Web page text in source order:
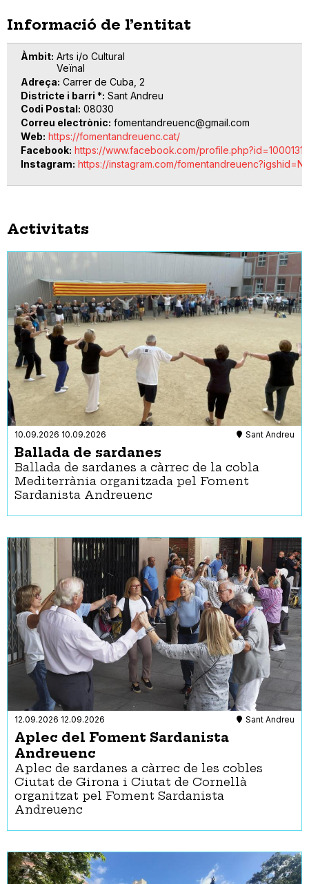
Informació de l’entitat
Àmbit Arts i/o Cultural
Veïnal
Adreça Carrer de Cuba, 2
Districte i barri * Sant Andreu
Codi Postal 08030
Correu electrònic fomentandreuenc@gmail.com
Web https://fomentandreuenc.cat/
Facebook https://www.facebook.com/
Instagram https://instagram.com/
Activitats
10.09.2026 10.09.2026 Sant Andreu
Ballada de sardanes
Ballada de sardanes a càrrec de la cobla
Mediterrània organitzada pel Foment
Sardanista Andreuenc
12.09.2026 12.09.2026 Sant Andreu
Aplec del Foment Sardanista
Andreuenc
Aplec de sardanes a càrrec de les cobles
Ciutat de Girona i Ciutat de Cornellà
organitzat pel Foment Sardanista
Andreuenc